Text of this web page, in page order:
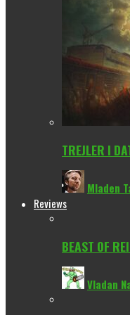
TREJLER I
Mladen
Reviews
BEAST OF
Vladan